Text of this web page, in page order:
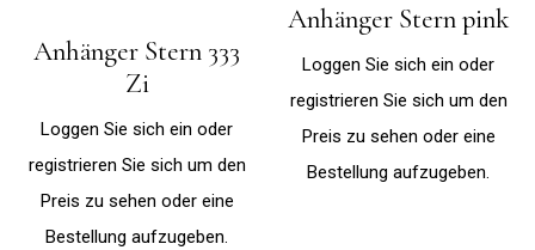
Anhänger Stern 333
Zi
Loggen Sie sich ein oder
registrieren Sie sich um den
Preis zu sehen oder eine
Bestellung aufzugeben.
Anhänger Stern pink
Loggen Sie sich ein oder
registrieren Sie sich um den
Preis zu sehen oder eine
Bestellung aufzugeben.